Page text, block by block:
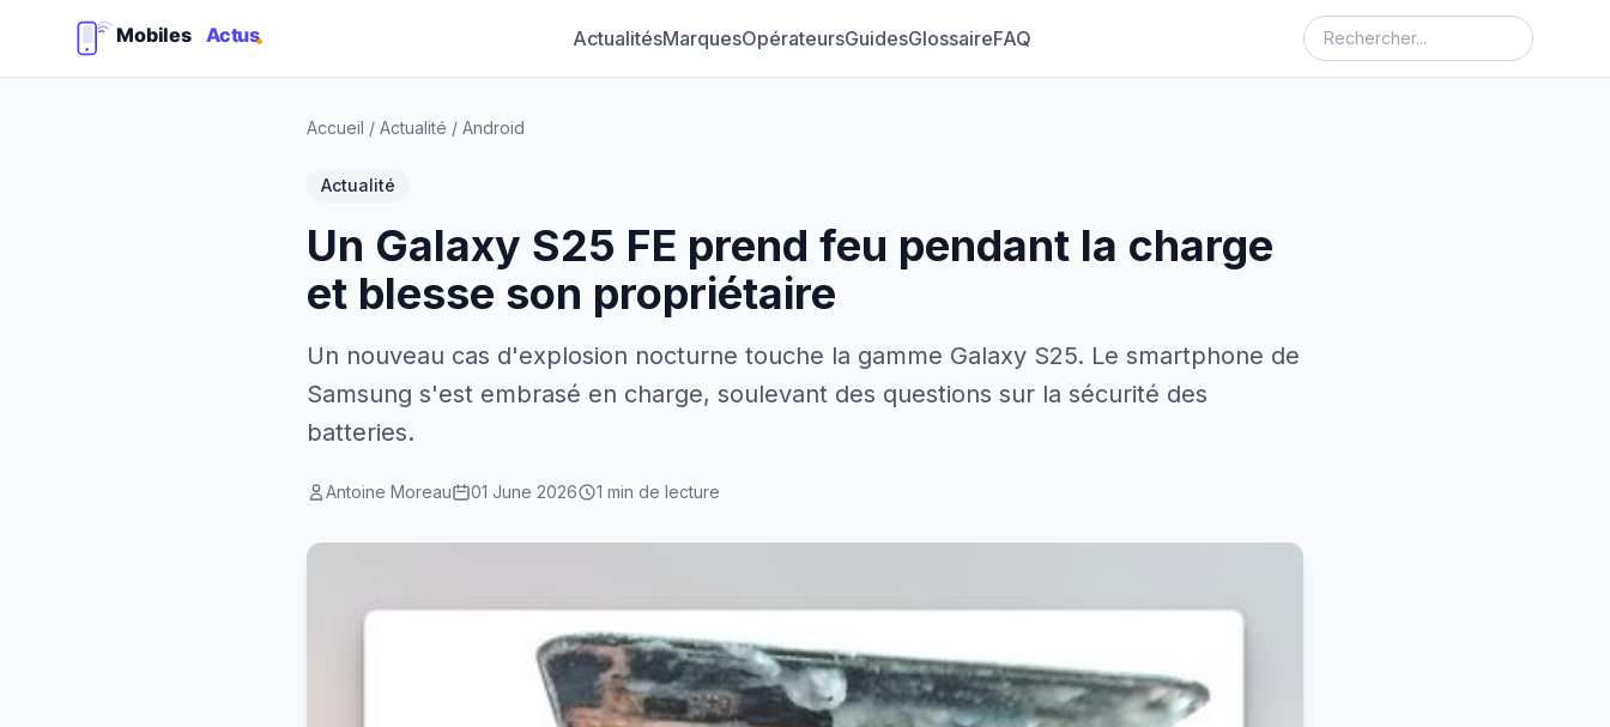
ActualitésMarquesOpérateursGuidesGlossaireFAQ
Accueil / Actualité / Android
Actualité
Un Galaxy S25 FE prend feu pendant la charge
et blesse son propriétaire
Un nouveau cas d'explosion nocturne touche la gamme Galaxy S25. Le smartphone de
Samsung s'est embrasé en charge, soulevant des questions sur la sécurité des
batteries.
Antoine Moreau 01 June 2026 1 min de lecture